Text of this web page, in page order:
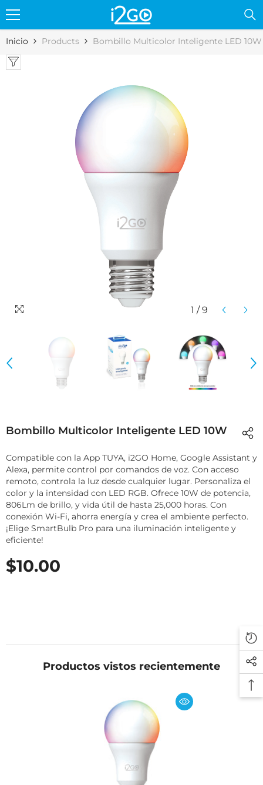
Skip to content
Inicio Products Bombillo Multicolor Inteligente LED 10W
1 / 9
Bombillo Multicolor Inteligente LED 10W
Compatible con la App TUYA, i2GO Home, Google Assistant y
Alexa, permite control por comandos de voz. Con acceso
remoto, controla la luz desde cualquier lugar. Personaliza el
color y la intensidad con LED RGB. Ofrece 10W de potencia,
806Lm de brillo, y vida útil de hasta 25,000 horas. Con
conexión Wi-Fi, ahorra energía y crea el ambiente perfecto.
¡Elige SmartBulb Pro para una iluminación inteligente y
eficiente!
$10.00
Productos vistos recientemente